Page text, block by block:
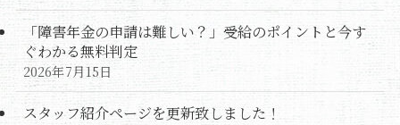
「障害年金の申請は難しい？」受給のポイントと今す
ぐわかる無料判定
2026年7月15日
スタッフ紹介ページを更新致しました！